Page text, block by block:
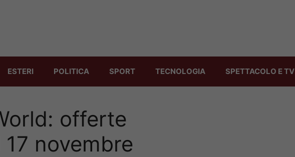
ESTERI POLITICA SPORT TECNOLOGIA SPETTACOLO E TV
offerte
novembre